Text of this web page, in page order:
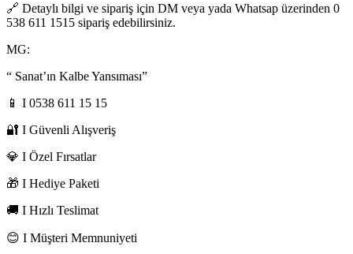
🔗 Detaylı bilgi ve sipariş için DM veya yada Whatsap üzerinden 0
538 611 1515 sipariş edebilirsiniz.
MG:
“ Sanat’ın Kalbe Yansıması”
📱 I 0538 611 15 15
🔐 I Güvenli Alışveriş
💎 I Özel Fırsatlar
🎁 I Hediye Paketi
🚚 I Hızlı Teslimat
😊 I Müşteri Memnuniyeti